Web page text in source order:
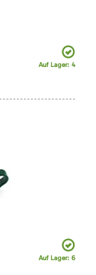
Auf Lager: 4
Auf Lager: 6